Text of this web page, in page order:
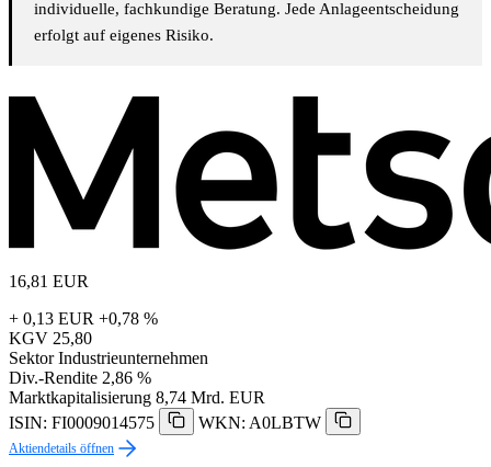
individuelle, fachkundige Beratung. Jede Anlageentscheidung
erfolgt auf eigenes Risiko.
16,81 EUR
+ 0,13 EUR +0,78 %
KGV 25,80
Sektor Industrieunternehmen
Div.-Rendite 2,86 %
Marktkapitalisierung 8,74 Mrd. EUR
ISIN: FI0009014575
WKN: A0LBTW
Aktiendetails öffnen